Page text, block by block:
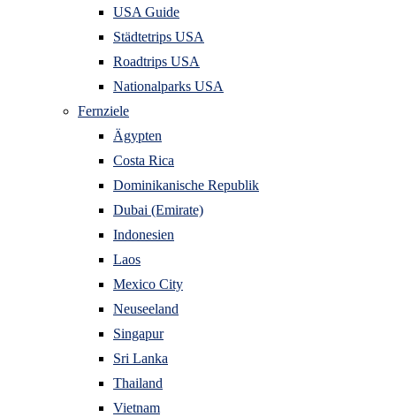
USA Guide
Städtetrips USA
Roadtrips USA
Nationalparks USA
Fernziele
Ägypten
Costa Rica
Dominikanische Republik
Dubai (Emirate)
Indonesien
Laos
Mexico City
Neuseeland
Singapur
Sri Lanka
Thailand
Vietnam